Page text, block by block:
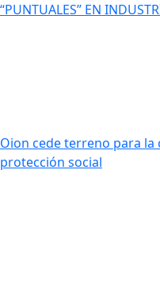
“PUNTUALES” EN
Oion cede terreno para
protección social